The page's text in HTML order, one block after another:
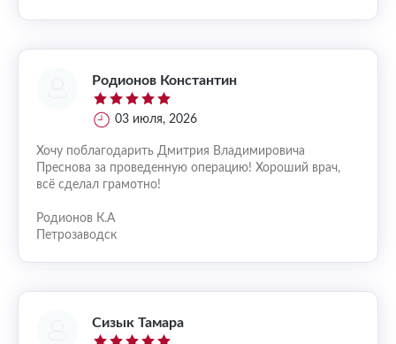
Родионов Константин
03 июля, 2026
Хочу поблагодарить Дмитрия Владимировича
Преснова за проведенную операцию! Хороший врач,
всё сделал грамотно!
Родионов К.А
Петрозаводск
Сизык Тамара